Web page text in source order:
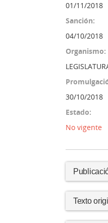
01/11/2018
Sanción:
04/10/2018
Organismo:
30/10/2018
Estado:
No vigente
Texto